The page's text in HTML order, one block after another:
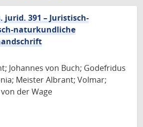
jurid. 391 – Juristisch-
naturkundliche
Johannes von Buch; Godefridus
Meister Albrant; Volmar;
der Wage